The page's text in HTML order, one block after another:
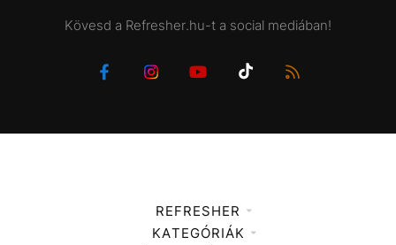
Kövesd a Refresher.hu-t a social mediában!
REFRESHER
Médiaajánlat
KATEGÓRIÁK